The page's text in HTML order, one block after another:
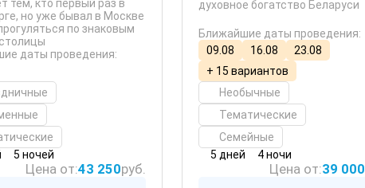
тем, кто первый раз в
но уже бывал в Москве
по знаковым
даты проведения:
5 ночей
Цена от:43 250руб.
духовное богатство Беларуси
Ближайшие даты проведения:
09.08
16.08
23.08
+ 15 вариантов
Необычные
Тематические
Семейные
5 дней
4 ночи
Цена от:39 000